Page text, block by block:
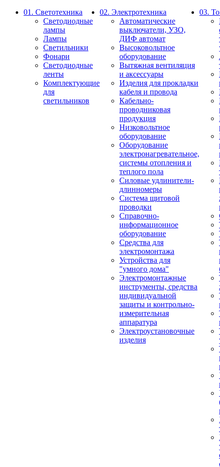
01. Светотехника
Светодиодные
лампы
Лампы
Светильники
Фонари
Светодиодные
ленты
Комплектующие
для
светильников
02. Электротехника
Автоматические
выключатели, УЗО,
ДИФ автомат
Высоковольтное
оборудование
Вытяжная вентиляция
и аксессуары
Изделия для прокладки
кабеля и провода
Кабельно-
проводниковая
продукция
Низковольтное
оборудование
Оборудование
электронагревательное,
системы отопления и
теплого пола
Силовые удлинители-
длинномеры
Система щитовой
проводки
Справочно-
информационное
оборудование
Средства для
электромонтажа
Устройства для
"умного дома"
Электромонтажные
инструменты, средства
индивидуальной
защиты и контрольно-
измерительная
аппаратура
Электроустановочные
изделия
03.